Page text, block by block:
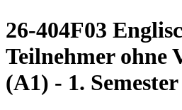
26-404F03
Teilnehmer ohne
(A1) - 1. Semester